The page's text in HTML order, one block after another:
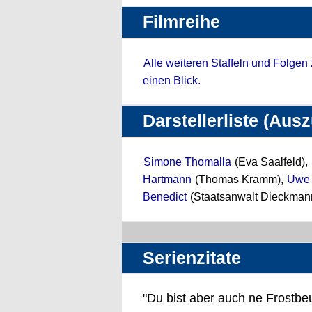
Filmreihe
Alle weiteren Staffeln und
einen Blick.
Darstellerliste
Simone Thomalla (Eva Saalfeld),
Hartmann (Thomas Kramm), Uwe
Benedict(Staatsanwalt
Serienzitate
"Du bist aber auch ne